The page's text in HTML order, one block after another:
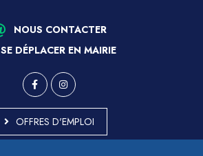
NOUS CONTACTER
SE DÉPLACER EN MAIRIE
OFFRES D'EMPLOI